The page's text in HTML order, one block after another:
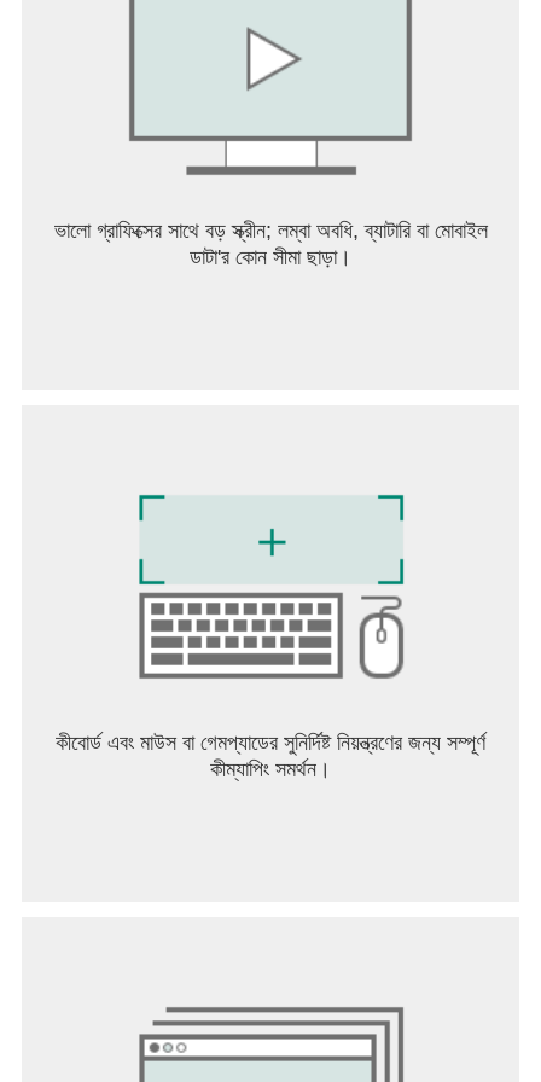
ভালো গ্রাফিক্সের সাথে বড় স্ক্রীন; লম্বা অবধি, ব্যাটারি বা মোবাইল
ডাটা'র কোন সীমা ছাড়া।
কীবোর্ড এবং মাউস বা গেমপ্যাডের সুনির্দিষ্ট নিয়ন্ত্রণের জন্য সম্পূর্ণ
কীম্যাপিং সমর্থন।